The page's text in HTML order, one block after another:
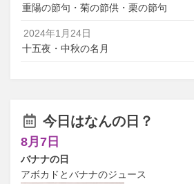
重陽の節句・菊の節供・栗の節句
2024年1月24日
十五夜・中秋の名月
今日はなんの日？
8月7日
バナナの日
アボカドとバナナのジュース